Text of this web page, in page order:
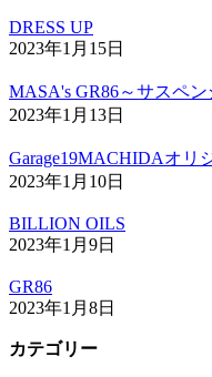
DRESS UP
2023年1月15日
MASA's GR86～サスペン
2023年1月13日
Garage19MACHIDAオリ
2023年1月10日
BILLION OILS
2023年1月9日
GR86
2023年1月8日
カテゴリー